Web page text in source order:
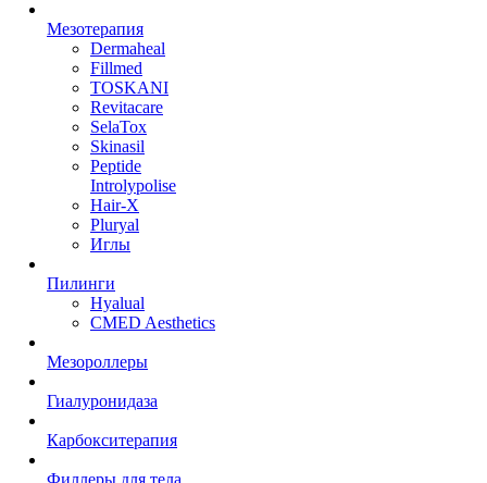
Мезотерапия
Dermaheal
Fillmed
TOSKANI
Revitacare
SelaTox
Skinasil
Peptide
Introlypolise
Hair-X
Pluryal
Иглы
Пилинги
Hyalual
CMED Aesthetics
Мезороллеры
Гиалуронидаза
Карбокситерапия
Филлеры для тела